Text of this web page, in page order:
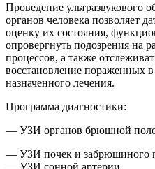
Проведение ультразвукового
органов человека позволяет
оценку их состояния,
опровергнуть подозрения на
процессов, а также
восстановление пораженных
назначенного лечения.
Программа диагностики:
— УЗИ органов брюшной
— УЗИ почек и забрюшиного
— УЗИ сонной артерии